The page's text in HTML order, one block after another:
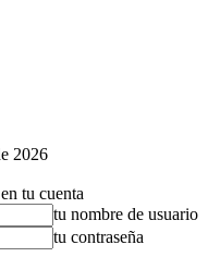
2026
tu cuenta
tu nombre de usuario
tu contraseña